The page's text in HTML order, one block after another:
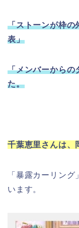
「ストーンが枠の
表」
「メンバーからの
た。
千葉恵里さんは、
「暴露カーリン
います。